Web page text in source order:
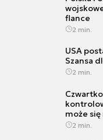
flance
2 min.
USA
Szansa
2 min.
może się
2 min.